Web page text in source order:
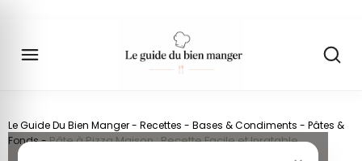
Le Guide Du Bien Manger- Recettes - Bases & Condiments - Pâtes &
Fonds-Pâte à Pizza Maison : Recette Facile et Inratable